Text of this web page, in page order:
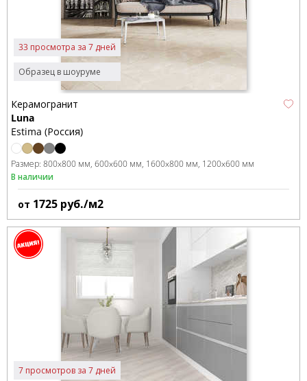
Образец в шоуруме
33 просмотра за 7 дней
Керамогранит
Luna
Estima (Россия)
Размер: 800x800 мм 600x600 мм 1600x800 мм 1200x600 мм
В наличии
от 1725 руб./м2
7 просмотров за 7 дней